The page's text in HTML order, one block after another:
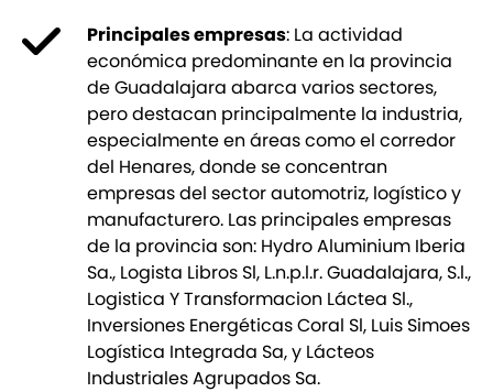
Principales empresas: La actividad
económica predominante en la provincia
de Guadalajara abarca varios sectores,
pero destacan principalmente la industria,
especialmente en áreas como el corredor
del Henares, donde se concentran
empresas del sector automotriz, logístico y
manufacturero. Las principales empresas
de la provincia son: Hydro Aluminium Iberia
Sa., Logista Libros Sl, L.n.p.l.r. Guadalajara, S.l.,
Logistica Y Transformacion Láctea Sl.,
Inversiones Energéticas Coral Sl, Luis Simoes
Logística Integrada Sa, y Lácteos
Industriales Agrupados Sa.